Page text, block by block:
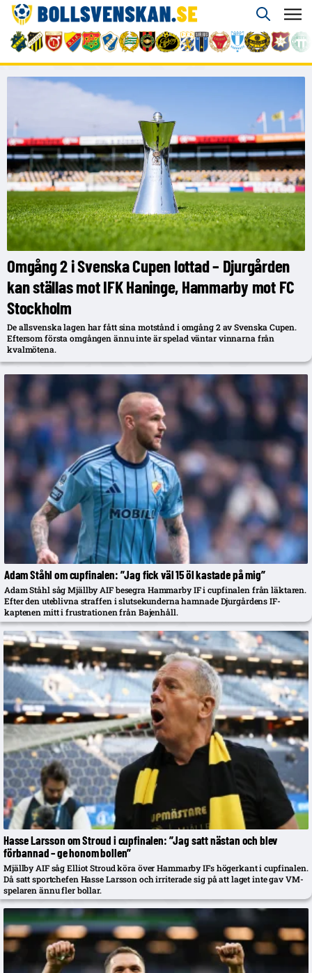
Omgång 2 i Svenska Cupen lottad – Djurgården
kan ställas mot IFK Haninge, Hammarby mot FC
Stockholm
De allsvenska lagen har fått sina motstånd i omgång 2 av Svenska Cupen.
Eftersom första omgången ännu inte är spelad väntar vinnarna från
kvalmötena.
Adam Ståhl om cupfinalen: ”Jag fick väl 15 öl kastade på mig”
Adam Ståhl såg Mjällby AIF besegra Hammarby IF i cupfinalen från läktaren.
Efter den uteblivna straffen i slutsekunderna hamnade Djurgårdens IF-
kaptenen mitt i frustrationen från Bajenhåll.
Hasse Larsson om Stroud i cupfinalen: ”Jag satt nästan och blev
förbannad – ge honom bollen”
Mjällby AIF såg Elliot Stroud köra över Hammarby IFs högerkant i cupfinalen.
Då satt sportchefen Hasse Larsson och irriterade sig på att laget inte gav VM-
spelaren ännu fler bollar.